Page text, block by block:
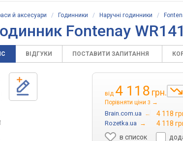
й аксесуари / Годинники / Наручні годинники /
Fontenay
ВІДГУКИ ПОСТАВИТИ ЗАПИТАННЯ
від 4 118 грн.
Порівняти ціни 3 →
Brain.com.ua → 4 118
Rozetka.ua →
4 118
в список